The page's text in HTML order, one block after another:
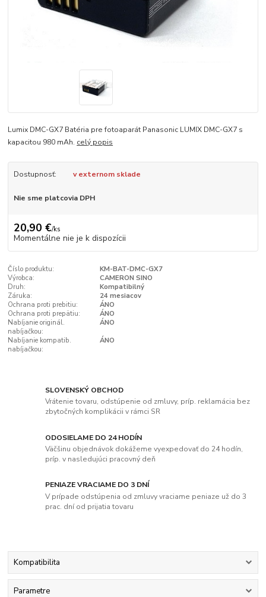
Lumix DMC-GX7 Batéria pre fotoaparát Panasonic LUMIX DMC-GX7 s
kapacitou 980 mAh. celý popis
Dostupnosť: v externom sklade
Nie sme platcovia DPH
20,90 €/ks
Momentálne nie je k dispozícii
Číslo produktu:
KM-BAT-DMC-GX7
Výrobca:
CAMERON SINO
Druh:
Kompatibilný
Záruka:
24 mesiacov
Ochrana proti prebitiu:
ÁNO
Ochrana proti prepätiu:
ÁNO
Nabíjanie originál.
nabíjačkou:
ÁNO
Nabíjanie kompatib.
nabíjačkou:
ÁNO
SLOVENSKÝ OBCHOD
Vrátenie tovaru, odstúpenie od zmluvy, príp. reklamácia bez
zbytočných komplikácii v rámci SR
ODOSIELAME DO 24 HODÍN
Väčšinu objednávok dokážeme vyexpedovať do 24 hodín,
príp. v nasledujúci pracovný deň
PENIAZE VRACIAME DO 3 DNÍ
V prípade odstúpenia od zmluvy vraciame peniaze už do 3
prac. dní od prijatia tovaru
Kompatibilita
Parametre